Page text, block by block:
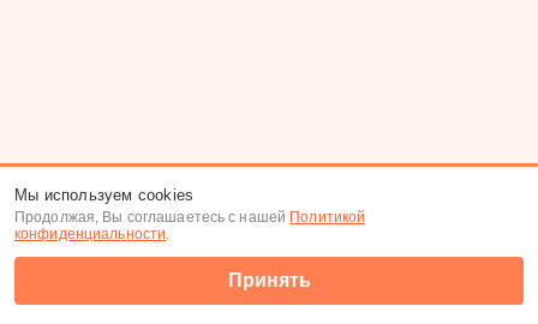
Мы используем cookies
Продолжая, Вы соглашаетесь с нашей Политикой
конфиденциальности.
Принять